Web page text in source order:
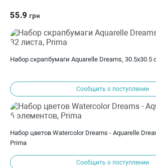
55.9 грн
Набор скрапбумаги Aquarelle Dreams, 30.5х30.5
Сообщить о поступлении
Набор цветов Watercolor Dreams - Aquarelle
Prima
Сообщить о поступлении